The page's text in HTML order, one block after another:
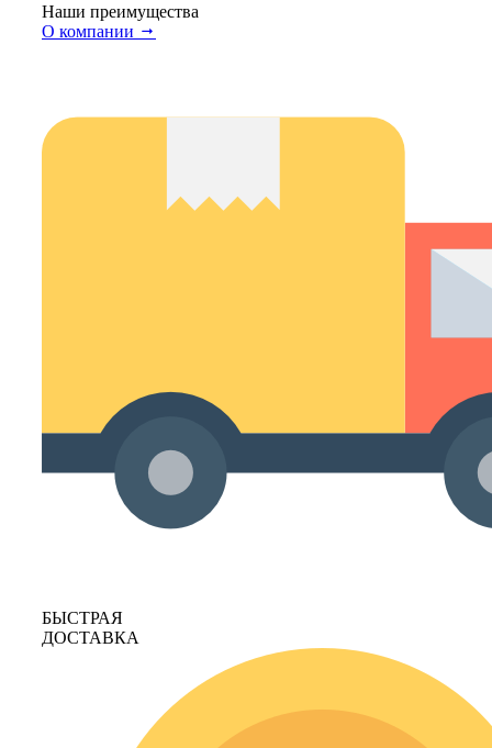
Наши преимущества
О компании
БЫСТРАЯ
ДОСТАВКА